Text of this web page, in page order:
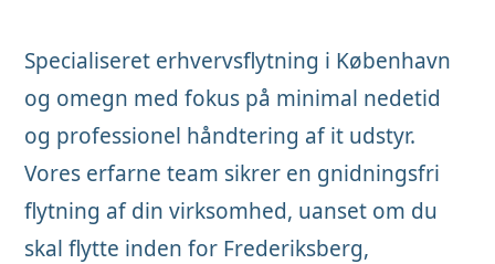
Specialiseret erhvervsflytning i København
og omegn med fokus på minimal nedetid
og professionel håndtering af it udstyr.
Vores erfarne team sikrer en gnidningsfri
flytning af din virksomhed, uanset om du
skal flytte inden for Frederiksberg,